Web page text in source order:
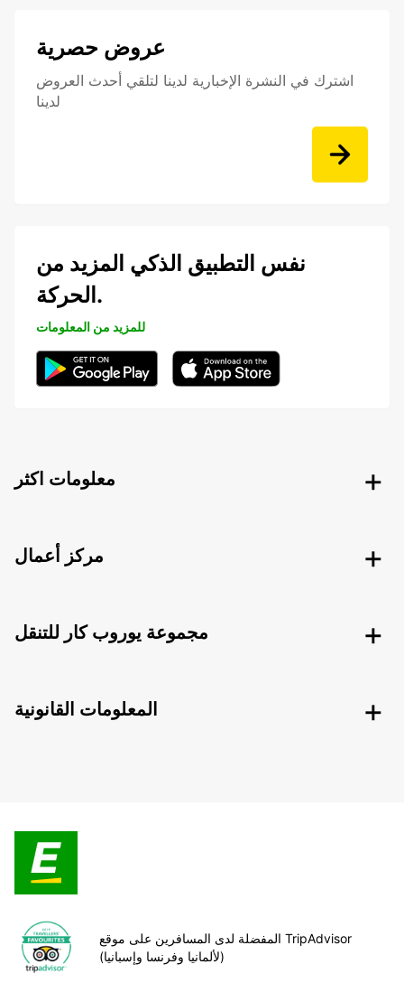
عروض حصرية
اشترك في النشرة الإخبارية لدينا لتلقي أحدث العروض
لدينا
نفس التطبيق الذكي المزيد من
الحركة.
للمزيد من المعلومات
معلومات اكثر
مركز أعمال
مجموعة يوروب كار للتنقل
المعلومات القانونية
المفضلة لدى المسافرين على موقع TripAdvisor
(لألمانيا وفرنسا وإسبانيا)